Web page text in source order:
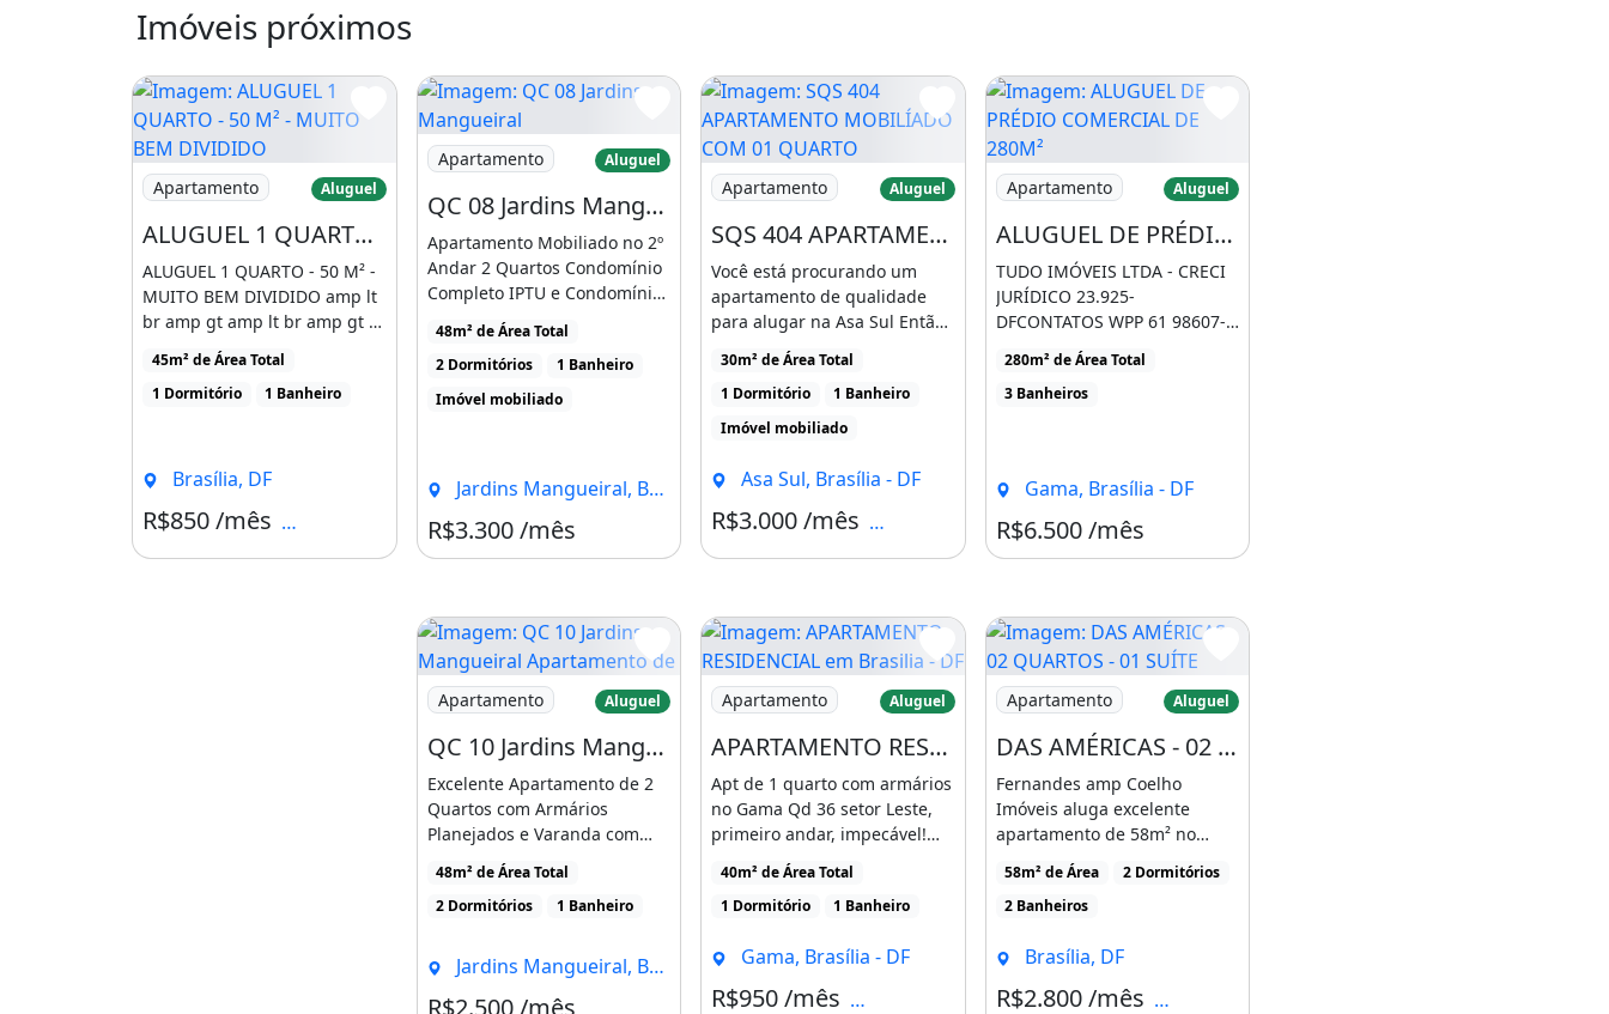
- ?Porta com fechadura eletrônica;
- ?*Aluguel:
* R$ 5.500,00 ( Cinco mil e quinhentos reais) tem desconto de
pontualidade de R$ 200,00 se pago até o dia 10 de cada mês;
- ?*Condominio:
* R$ 1.190,00, incluso água e gás;
- ?*IPTU/
TLP:
* 6 parcelas de R$ 514,45 anual;
NÃO exigimos fiadores, trabalhamos com caução de 3 a 2 vezes o
valor do aluguel, devolvido no final do contrato com reajuste de
poupança;
pagando o primeiro aluguel;
Qualquer outra dúvida estou a sua disposição!
Visitas agendadas via Watts!
Imóveis próximos
Imagem: ALUGUEL 1 QUARTO - 50 M² - MUITO BEM DIVIDIDO
Apartamento Aluguel
ALUGUEL 1 QUARTO - 50 M² - MUITO BEM DIVIDIDO
ALUGUEL 1 QUARTO - 50 M² -
MUITO BEM DIVIDIDO amp lt
br amp gt amp lt br amp gt 1
QUARTO AMPLO amp [...]
45m² de Área Total
1 Dormitório
1 Banheiro
Brasília, DF
R$850 /mês Condomínio R$30
Imagem: QC 08 Jardins Mangueiral
Apartamento Aluguel
QC 08 Jardins Mangueiral
Apartamento Mobiliado no 2º
Andar 2 Quartos Condomínio
Completo IPTU e Condomínio
Inclusos [...]
48m² de Área Total
2 Dormitórios
1 Banheiro
Imóvel mobiliado
Jardins Mangueiral, Brasília - DF
R$3.300 /mês
Imagem: SQS 404 APARTAMENTO MOBILÍADO COM 01 QUARTO
Apartamento Aluguel
SQS 404 APARTAMENTO MOBILÍADO COM 01 QUARTO AR CONDICIONADO SEM ELEVADOR TERCEIRO ANDAR
Você está procurando um
apartamento de qualidade
para alugar na Asa Sul Então
você precisa conferir [...]
30m² de Área Total
1 Dormitório
1 Banheiro
Imóvel mobiliado
Asa Sul, Brasília - DF
R$3.000 /mês Condomínio R$615
Imagem: ALUGUEL DE PRÉDIO COMERCIAL DE 280M²
Apartamento Aluguel
ALUGUEL DE PRÉDIO COMERCIAL DE 280M², COM 3 SALAS, BANHEIROS NO PRÓ DF DO GAMA!
TUDO IMÓVEIS LTDA - CRECI
JURÍDICO 23.925-
DFCONTATOS WPP 61 98607-
0561 FIXO 3556-0282O
NOSSO ESCRITÓRIO [...]
280m² de Área Total
3 Banheiros
Gama, Brasília - DF
R$6.500 /mês
Imagem: QC 10 Jardins Mangueiral Apartamento de
Apartamento Aluguel
QC 10 Jardins Mangueiral Apartamento de 2 Quartos Varanda com Vista Livre e Armários
Excelente Apartamento de 2
Quartos com Armários
Planejados e Varanda com
Vista Livre por R$ 2.500,00 [...]
48m² de Área Total
2 Dormitórios
1 Banheiro
Jardins Mangueiral, Brasília - DF
Imagem: APARTAMENTO RESIDENCIAL em Brasilia - DF
Apartamento Aluguel
APARTAMENTO RESIDENCIAL em Brasilia - DF, Gama
Apt de 1 quarto com armários
no Gama Qd 36 setor Leste,
primeiro andar, impecável!
amp lt br amp [...]
40m² de Área Total
1 Dormitório
1 Banheiro
Gama, Brasília - DF
R$950 /mês Condomínio R$50
Imagem: DAS AMÉRICAS - 02 QUARTOS - 01 SUÍTE
Apartamento Aluguel
DAS AMÉRICAS - 02 QUARTOS - 01 SUÍTE - 01 VAGA - LAZER COMPLETO - ÁGUAS CLARAS
Fernandes amp Coelho
Imóveis aluga excelente
apartamento de 58m² no
Edifício das Américas, em [...]
58m² de Área
2 Dormitórios
2 Banheiros
Brasília, DF
R$2.800 /mês Condomínio R$794